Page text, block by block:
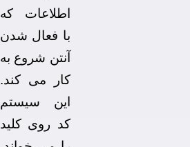
اطلاعات که
با فعال شدن
آنتن شروع به
کار می کند.
این سیستم
کد روی کلید